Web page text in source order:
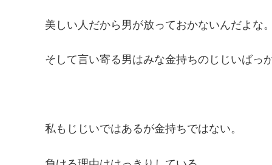
美しい人だから男が放っておかないんだよな
そして言い寄る男はみな金持ちのじじいばっ
私もじじいではあるが金持ちではない。